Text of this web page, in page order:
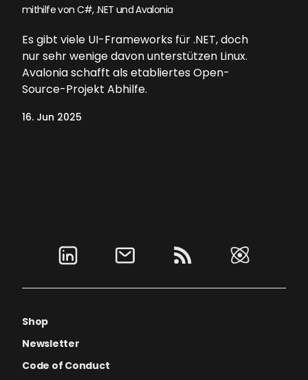
mithilfe von C#, .NET und Avalonia
Es gibt viele UI-Frameworks für .NET, doch
nur sehr wenige davon unterstützen Linux.
Avalonia schafft als etabliertes Open-
Source-Projekt Abhilfe.
16. Jun 2025
Shop
Newsletter
Code of Conduct